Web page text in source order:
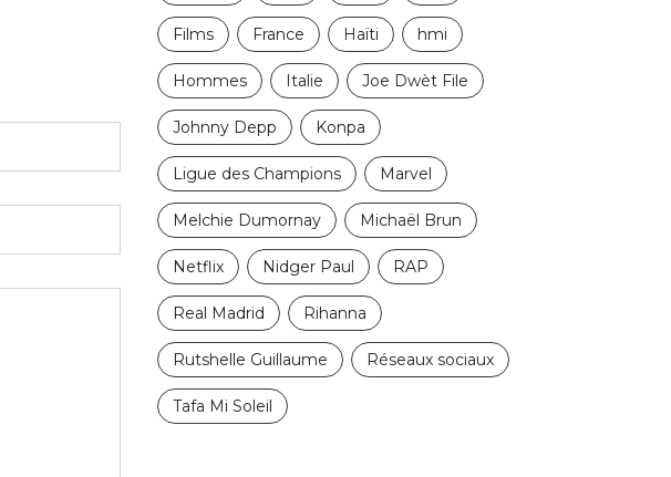
Films France Haïti hmi
Hommes Italie Joe Dwèt File
Johnny Depp Konpa
Ligue des Champions Marvel
Melchie Dumornay Michaël Brun
Netflix Nidger Paul RAP
Real Madrid Rihanna
Rutshelle Guillaume Réseaux sociaux
Tafa Mi Soleil